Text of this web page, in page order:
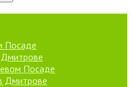
Посаде
Дмитрове
Посаде
Дмитрове